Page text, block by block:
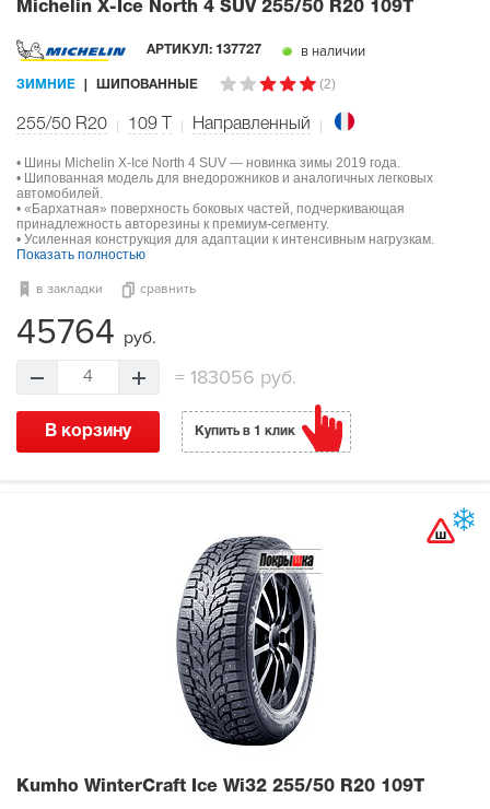
Michelin X-Ice North 4 SUV 255/50 R20 109T
АРТИКУЛ: 137727 в наличии
ЗИМНИЕ ШИПОВАННЫЕ (2)
255/50 R20 109 Направленный
• Шины Michelin X-Ice North 4 SUV — новинка зимы 2019 года.
• Шипованная модель для внедорожников и аналогичных легковых
автомобилей.
• «Бархатная» поверхность боковых частей, подчеркивающая
принадлежность авторезины к премиум-сегменту.
• Усиленная конструкция для адаптации к интенсивным нагрузкам.
Показать полностью
в закладки сравнить
45764 руб.
4 = 183056 руб.
В корзину Купить в 1 клик
Kumho WinterCraft Ice Wi32 255/50 R20 109T